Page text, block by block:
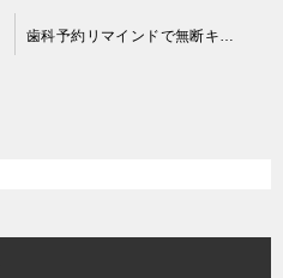
歯科予約リマインドで無断キャンセルを 50％ 削減する方法──LINE・SMS 自動化から ROI 測定まで院長必修ガイド